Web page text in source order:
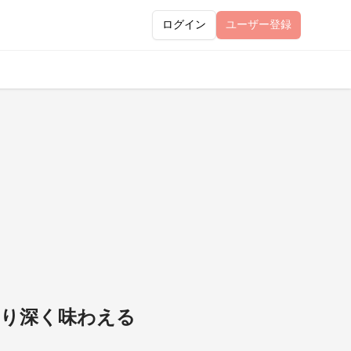
ログイン ユーザー登録
深く味わえる